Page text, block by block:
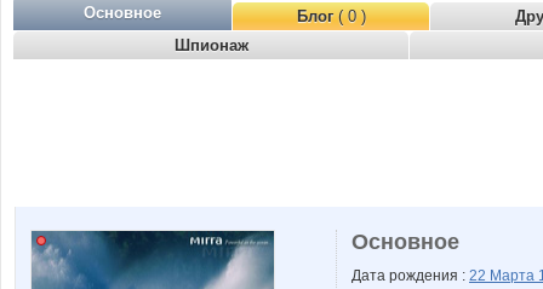
Основное Блог( 0 )
Шпионаж
Основное
Дата рождения : 22 Марта